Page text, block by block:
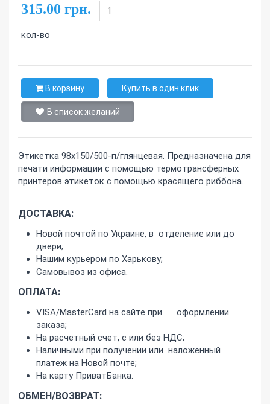
315.00 грн.
кол-во
В корзину Купить в один клик
В список желаний
Этикетка 98х150/500-п/глянцевая. Предназначена для
печати информации с помощью термотрансферных
принтеров этикеток с помощью красящего риббона.
ДОСТАВКА:
Новой почтой по Украине, в отделение или до
двери;
Нашим курьером по Харькову;
Самовывоз из офиса.
ОПЛАТА:
VISA/MasterCard на сайте при оформлении
заказа;
На расчетный счет, с или без НДС;
Наличными при получении или наложенный
платеж на Новой почте;
На карту ПриватБанка.
ОБМЕН/ВОЗВРАТ: